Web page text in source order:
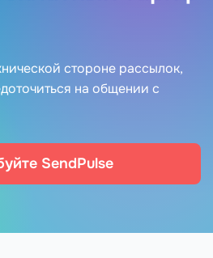
стороне рассылок,
на общении с
SendPulse